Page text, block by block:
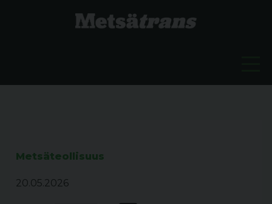
Metsäteollisuus
20.05.2026